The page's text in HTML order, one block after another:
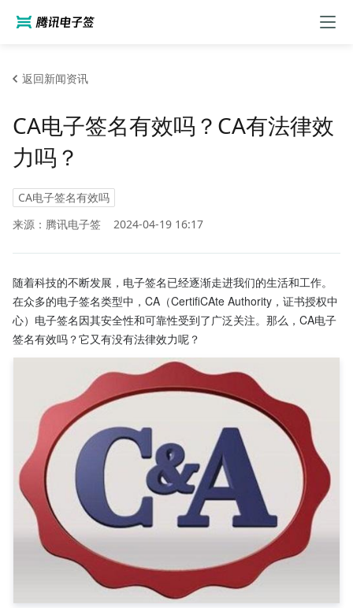
返回新闻资讯
CA电子签名有效吗？CA有法律效
力吗？
CA电子签名有效吗
来源：腾讯电子签
2024-04-19 16:17
随着科技的不断发展，电子签名已经逐渐走进我们的生活和工作。
在众多的电子签名类型中，CA（CertifiCAte Authority，证书授权中
心）电子签名因其安全性和可靠性受到了广泛关注。那么，CA电子
签名有效吗？它又有没有法律效力呢？